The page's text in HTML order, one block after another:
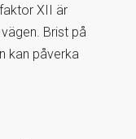
XII är
Brist på
kan påverka